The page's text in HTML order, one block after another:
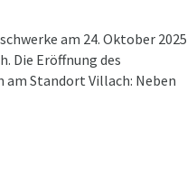
am 24. Oktober 2025
Die Eröffnung des
Standort Villach: Neben